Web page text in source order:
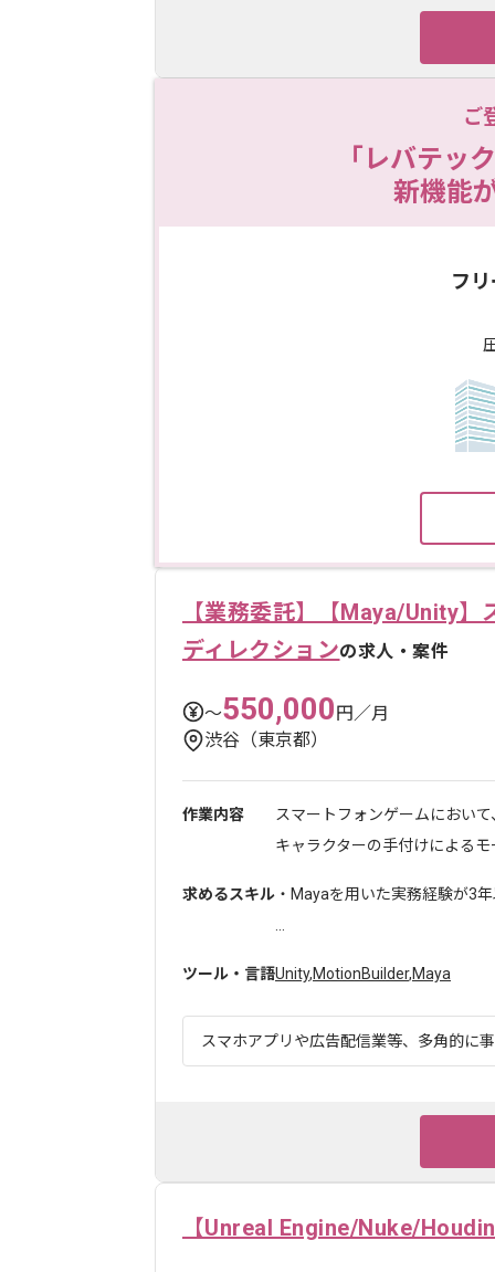
ご
「レバテッ
新機能
フ
【業務委託】【Maya/Unity
ディレクションの求人・案件
〜550,000円／月
渋谷（東京都）
作業内容
スマートフォンゲームにおいて
キャラクターの手付けによる
求めるスキル ・Mayaを用いた実務経験が3
ツール・言語Unity,MotionBuilder,Maya
スマホアプリや広告配信業等、多角的に
【Unreal Engine/Nuke/